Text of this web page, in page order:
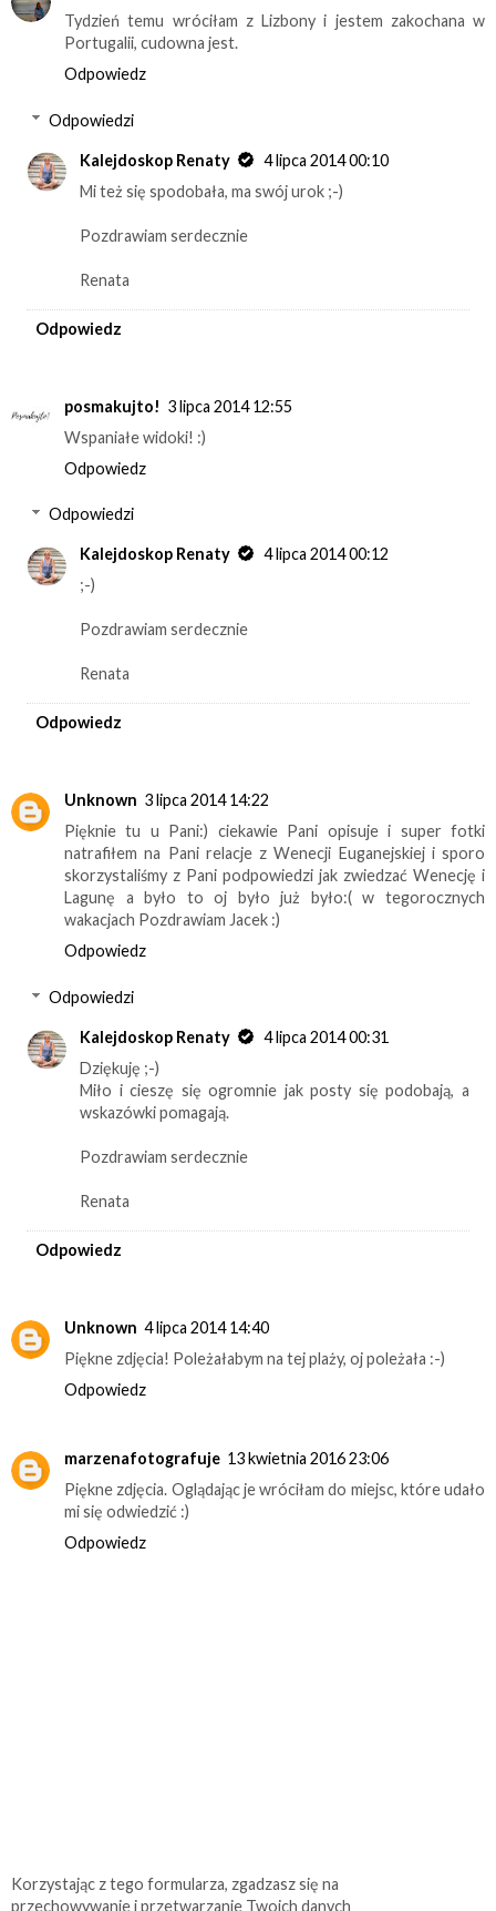
Tydzień temu wróciłam z Lizbony i jestem zakochana w
Portugalii, cudowna jest.
Odpowiedz
Odpowiedzi
Kalejdoskop Renaty
4 lipca 2014 00:10
Mi też się spodobała, ma swój urok ;-)
Pozdrawiam serdecznie
Renata
Odpowiedz
posmakujto! 3 lipca 2014 12:55
Wspaniałe widoki! :)
Odpowiedz
Odpowiedzi
Kalejdoskop Renaty
4 lipca 2014 00:12
;-)
Pozdrawiam serdecznie
Renata
Odpowiedz
Unknown 3 lipca 2014 14:22
Pięknie tu u Pani:) ciekawie Pani opisuje i super fotki
natrafiłem na Pani relacje z Wenecji Euganejskiej i sporo
skorzystaliśmy z Pani podpowiedzi jak zwiedzać Wenecję i
Lagunę a było to oj było już było:( w tegorocznych
wakacjach Pozdrawiam Jacek :)
Odpowiedz
Odpowiedzi
Kalejdoskop Renaty
4 lipca 2014 00:31
Dziękuję ;-)
Miło i cieszę się ogromnie jak posty się podobają, a
wskazówki pomagają.
Pozdrawiam serdecznie
Renata
Odpowiedz
Unknown 4 lipca 2014 14:40
Piękne zdjęcia! Poleżałabym na tej plaży, oj poleżała :-)
Odpowiedz
marzenafotografuje 13 kwietnia 2016 23:06
Piękne zdjęcia. Oglądając je wróciłam do miejsc, które udało
mi się odwiedzić :)
Odpowiedz
Korzystając z tego formularza, zgadzasz się na
przechowywanie i przetwarzanie Twoich danych